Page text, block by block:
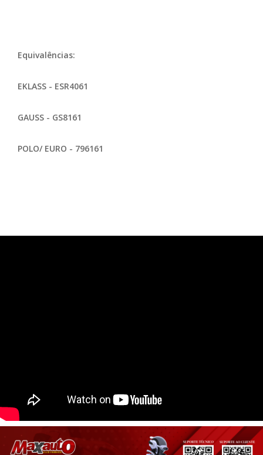
Equivalências:
EKLASS - ESR4061
GAUSS - GS8161
POLO/ EURO - 796161